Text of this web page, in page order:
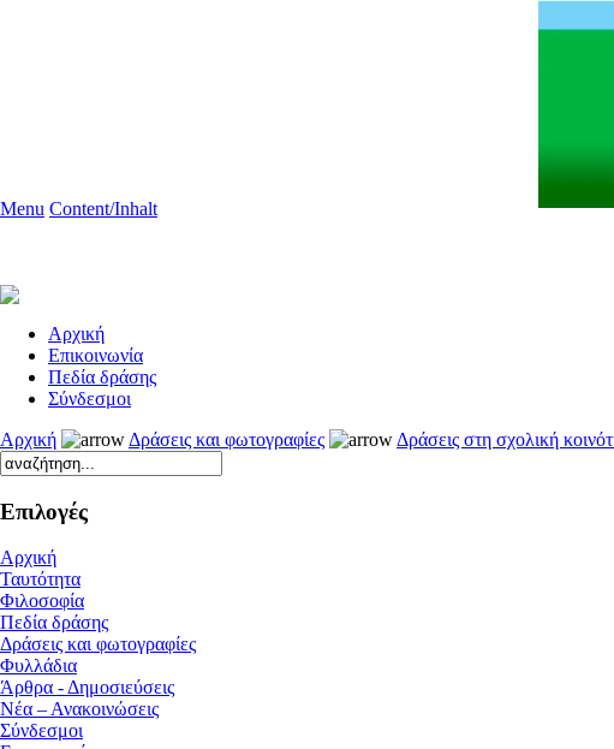
Menu Content/Inhalt
Aρχική
Επικοινωνία
Πεδία δράσης
Σύνδεσμοι
Αρχική
Δράσεις και φωτογραφίες Δράσεις στη σχολική
Επιλογές
Αρχική
Ταυτότητα
Φιλοσοφία
Πεδία δράσης
Δράσεις και φωτογραφίες
Φυλλάδια
Άρθρα - Δημοσιεύσεις
Νέα – Ανακοινώσεις
Σύνδεσμοι